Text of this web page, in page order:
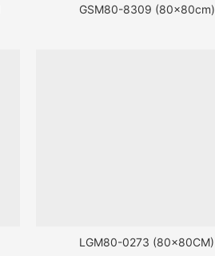
GSM80-8309 (80x80cm)
LGM80-0273 (80x80CM)